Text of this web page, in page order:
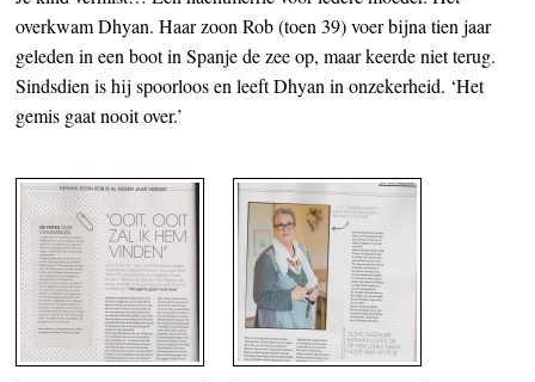
overkwam Dhyan. Haar zoon Rob (toen 39) voer bijna tien jaar
geleden in een boot in Spanje de zee op, maar keerde niet terug.
Sindsdien is hij spoorloos en leeft Dhyan in onzekerheid. ‘Het
gemis gaat nooit over.’